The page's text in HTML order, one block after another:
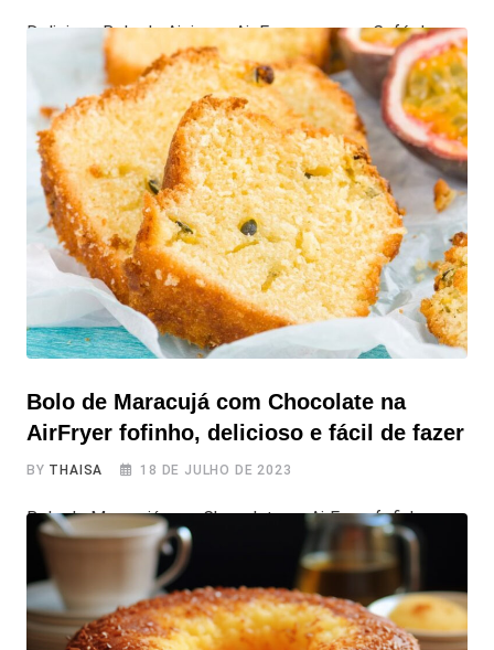
Delicioso Bolo de Aipim na Air Fryer para seu Café da
Tarde Vamos experimentar algo diferente e preparar um
bolo de aipim na Air Fryer para um café da tarde? Sabe o
que combina perfeitamente com uma fatia desse bolo?
Você já sabe, uma xícara de café ou chá. Hoje vamos
compartilhar essa receita fácil
Bolo de Maracujá com Chocolate na
AirFryer fofinho, delicioso e fácil de fazer
BY THAISA 18 DE JULHO DE 2023
Bolo de Maracujá com Chocolate na AirFryer fofinho,
delicioso e fácil de fazer Que tal tentar um bolo
diferente mas muito gostoso para o final de semana?
Bora fazer o Bolo de Maracujá com Chocolate na
AirFryer fofinho, delicioso e fácil de fazer. O torna esse